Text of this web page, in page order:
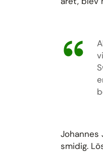
Johannes
smidig.